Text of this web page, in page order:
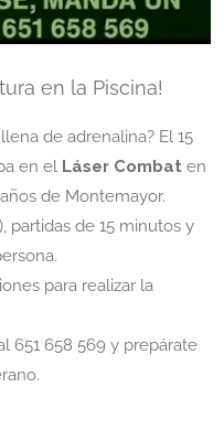
en la Piscina!
de adrenalina? El 15
en el Láser Combat en
de Montemayor.
partidas de 15 minutos y
para realizar la
651 658 569 y prepárate